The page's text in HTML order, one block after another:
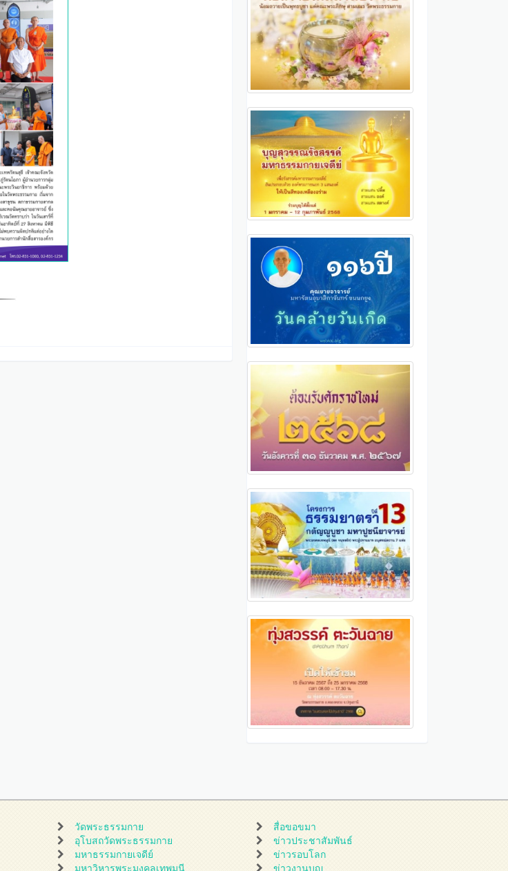
วัดพระธรรมกาย
อุโบสถวัดพระธรรมกาย
มหาธรรมกายเจดีย์
มหาวิหารพระมงคลเทพมุนี
สื่อขอขมา
ข่าวประชาสัมพันธ์
ข่าวรอบโลก
ข่าวงานบุญ